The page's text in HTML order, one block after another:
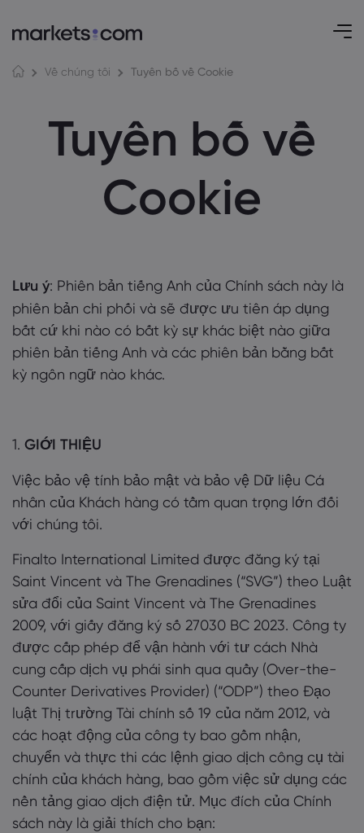
Cung cấp toàn
HỎI ĐÁP
Liên hệ Hỗ trợ
Khiếu nại
Dữ liệu & Bảo
Tuyên bố về
Gói pháp chế
Về chúng tôi Tuyên bố về Cookie
Tuyên bố về
Cookie
Lưu ý: Phiên bản tiếng Anh của Chính sách này là
phiên bản chi phối và sẽ được ưu tiên áp dụng
bất cứ khi nào có bất kỳ sự khác biệt nào giữa
phiên bản tiếng Anh và các phiên bản bằng bất
kỳ ngôn ngữ nào khác.
1. GIỚI THIỆU
Việc bảo vệ tính bảo mật và bảo vệ Dữ liệu Cá
nhân của Khách hàng có tầm quan trọng lớn đối
với chúng tôi.
Finalto International Limited được đăng ký tại
Saint Vincent và The Grenadines (“SVG”) theo Luật
sửa đổi của Saint Vincent và The Grenadines
2009, với giấy đăng ký số 27030 BC 2023. Công ty
được cấp phép để vận hành với tư cách Nhà
cung cấp dịch vụ phái sinh qua quầy (Over-the-
Counter Derivatives Provider) (“ODP”) theo Đạo
luật Thị trường Tài chính số 19 của năm 2012, và
các hoạt động của công ty bao gồm nhận,
chuyển và thực thi các lệnh giao dịch công cụ tài
chính của khách hàng, bao gồm việc sử dụng các
nền tảng giao dịch điện tử. Mục đích của Chính
sách này là giải thích cho bạn: